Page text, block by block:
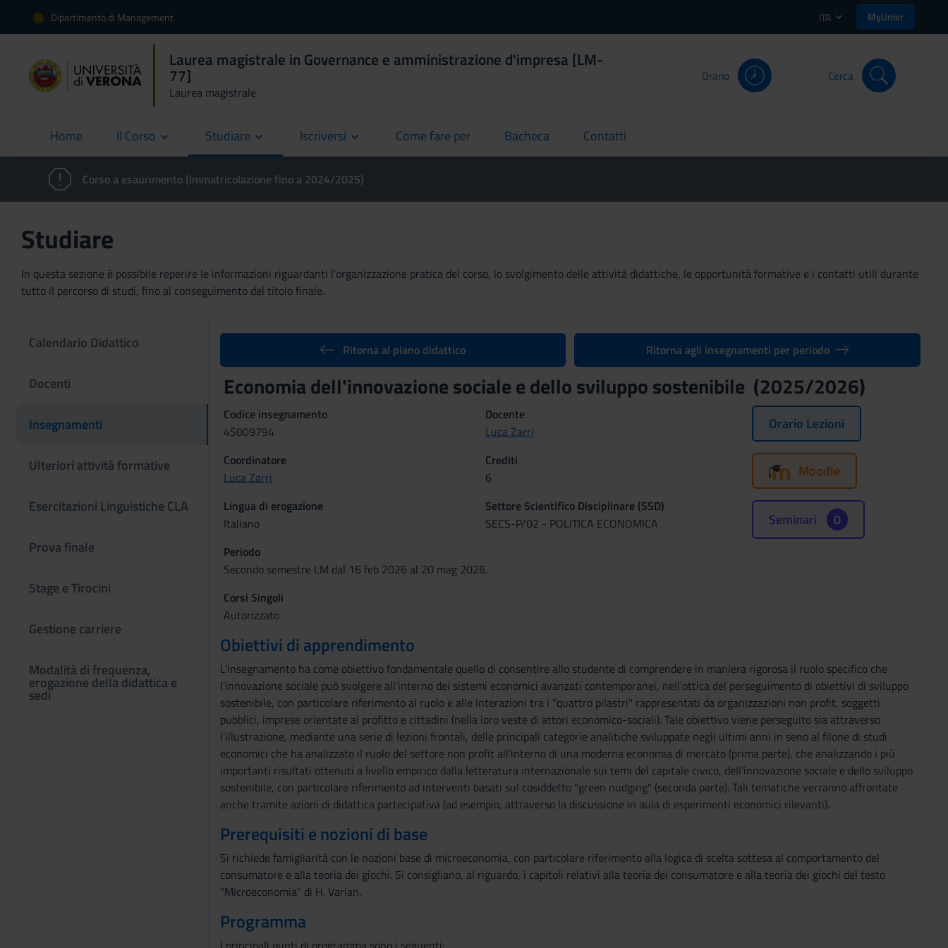
Dipartimento di Management ITA MyUnivr
Laurea magistrale in Governance e amministrazione d'impresa [LM-
77]
Laurea magistrale
Orario Cerca
Home
current Il Corso Studiare Iscriversi Come fare per
current Bacheca
current Contatti
current
Corso a esaurimento (Immatricolazione fino a 2024/2025)
Studiare
In questa sezione è possibile reperire le informazioni riguardanti l'organizzazione pratica del corso, lo svolgimento delle attività didattiche, le opportunità formative e i contatti utili durante
tutto il percorso di studi, fino al conseguimento del titolo finale.
Calendario Didattico
Docenti
Insegnamenti
Ulteriori attività formative
Esercitazioni Linguistiche CLA
Prova finale
Stage e Tirocini
Gestione carriere
Modalità di frequenza,
erogazione della didattica e
sedi
Ritorna al piano didattico Ritorna agli insegnamenti per periodo
Economia dell'innovazione sociale e dello sviluppo sostenibile (2025/2026)
Codice insegnamento
4S009794
Docente
Luca Zarri
Coordinatore
Luca Zarri
Crediti
6
Lingua di erogazione
Italiano
Settore Scientifico Disciplinare (SSD)
SECS-P/02 - POLITICA ECONOMICA
Periodo
Secondo semestre LM dal 16 feb 2026 al 20 mag 2026.
Corsi Singoli
Autorizzato
Orario Lezioni
Moodle
Seminari 0
Obiettivi di apprendimento
L'insegnamento ha come obiettivo fondamentale quello di consentire allo studente di comprendere in maniera rigorosa il ruolo specifico che
l'innovazione sociale può svolgere all’interno dei sistemi economici avanzati contemporanei, nell'ottica del perseguimento di obiettivi di sviluppo
sostenibile, con particolare riferimento al ruolo e alle interazioni tra i "quattro pilastri" rappresentati da organizzazioni non profit, soggetti
pubblici, imprese orientate al profitto e cittadini (nella loro veste di attori economico-sociali). Tale obiettivo viene perseguito sia attraverso
l’illustrazione, mediante una serie di lezioni frontali, delle principali categorie analitiche sviluppate negli ultimi anni in seno al filone di studi
economici che ha analizzato il ruolo del settore non profit all'interno di una moderna economia di mercato (prima parte), che analizzando i più
importanti risultati ottenuti a livello empirico dalla letteratura internazionale sui temi del capitale civico, dell'innovazione sociale e dello sviluppo
sostenibile, con particolare riferimento ad interventi basati sul cosiddetto "green nudging" (seconda parte). Tali tematiche verranno affrontate
anche tramite azioni di didattica partecipativa (ad esempio, attraverso la discussione in aula di esperimenti economici rilevanti).
Prerequisiti e nozioni di base
Si richiede famigliarità con le nozioni base di microeconomia, con particolare riferimento alla logica di scelta sottesa al comportamento del
consumatore e alla teoria dei giochi. Si consigliano, al riguardo, i capitoli relativi alla teoria del consumatore e alla teoria dei giochi del testo
“Microeconomia” di H. Varian.
Programma